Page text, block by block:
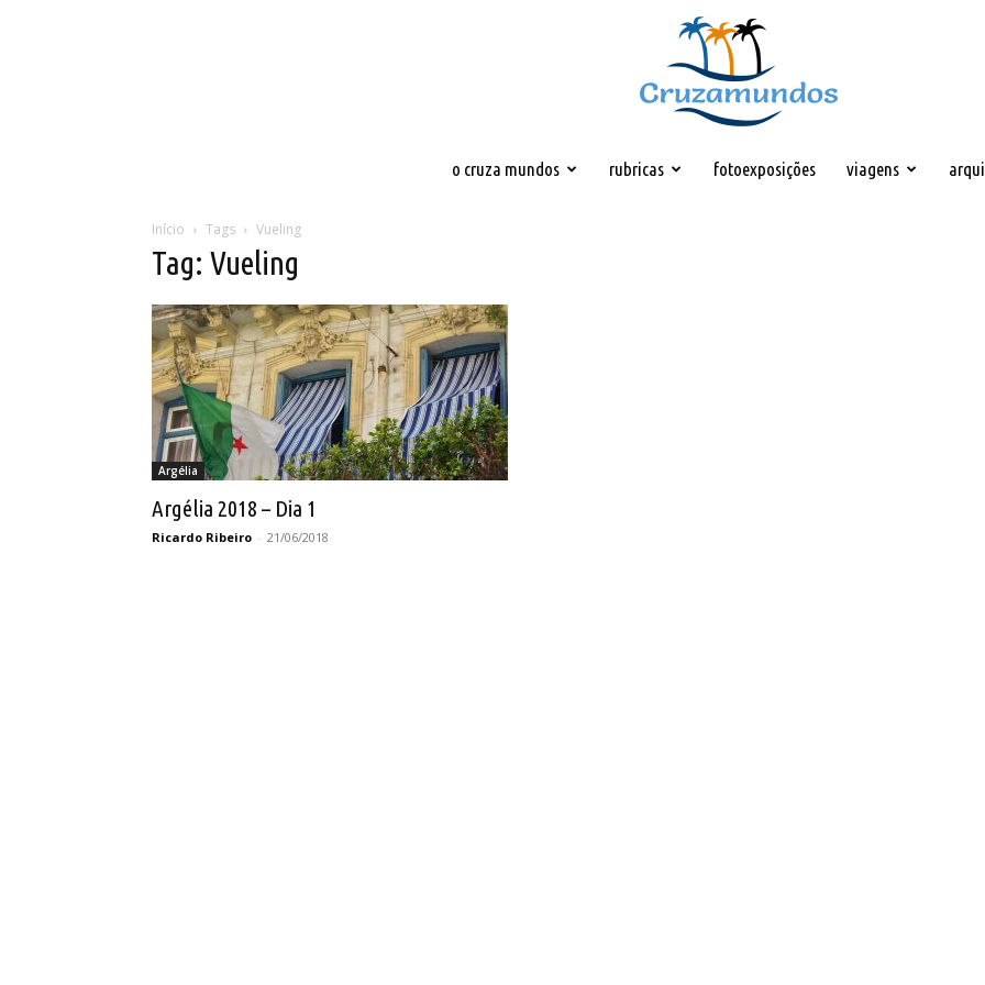
o cruza mundos rubricas fotoexposições viagens
Início Tags Vueling
Tag: Vueling
Argélia
Argélia 2018 – Dia 1
Ricardo Ribeiro - 21/06/2018